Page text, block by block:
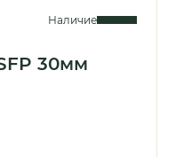
Наличие
30мм